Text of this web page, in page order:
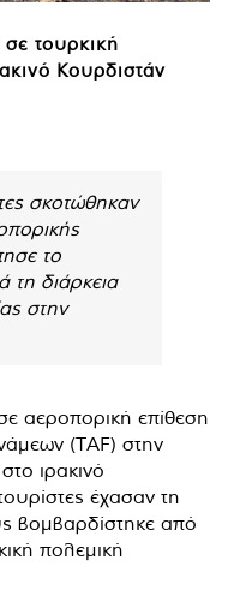
τουρκική
Κουρδιστάν
σκοτώθηκαν
το
τη διάρκεια
στην
αεροπορική επίθεση
(TAF) στην
ιρακινό
έχασαν τη
βομβαρδίστηκε από
πολεμική